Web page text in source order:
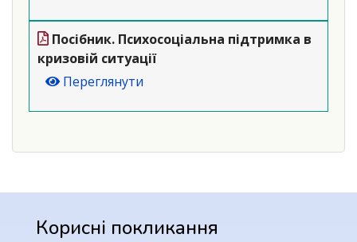
Посібник. Психосоціальна підтримка в
кризовій ситуації
Переглянути
Корисні покликання